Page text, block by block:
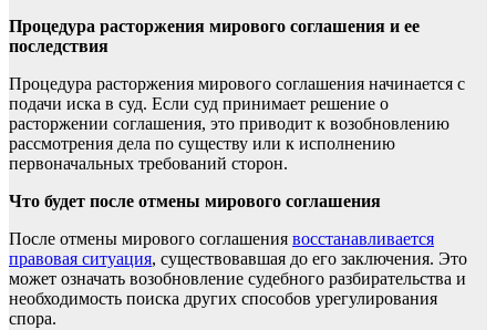
Процедура расторжения мирового соглашения и ее
последствия
Процедура расторжения мирового соглашения начинается с
подачи иска в суд. Если суд принимает решение о
расторжении соглашения, это приводит к возобновлению
рассмотрения дела по существу или к исполнению
первоначальных требований сторон.
Что будет после отмены мирового соглашения
После отмены мирового соглашения восстанавливается
правовая ситуация, существовавшая до его заключения. Это
может означать возобновление судебного разбирательства и
необходимость поиска других способов урегулирования
спора.